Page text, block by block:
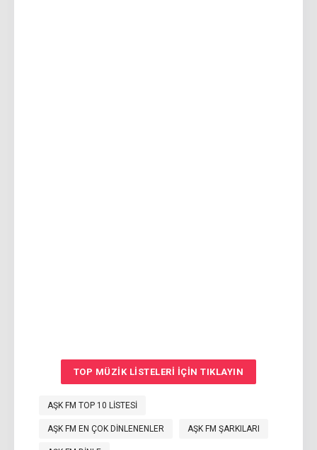
TOP MÜZIK LISTELERI IÇIN TIKLAYIN
AŞK FM TOP 10 LISTESI
AŞK FM EN ÇOK DINLENENLER AŞK FM ŞARKILARI